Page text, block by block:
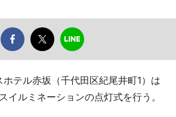
テル赤坂（千代田区紀尾井町1）は
イルミネーションの点灯式を行う。